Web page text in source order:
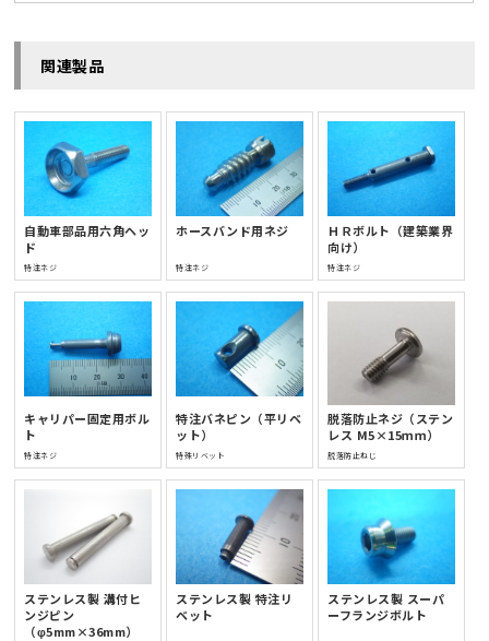
関連製品
自動車部品用六角ヘッ
ド
特注ネジ
ホースバンド用ネジ
特注ネジ
ＨＲボルト（建築業界
向け）
特注ネジ
キャリパー固定用ボル
ト
特注ネジ
特注バネピン（平リベ
ット）
特殊リベット
脱落防止ネジ（ステン
レス M5×15ｍｍ）
脱落防止ねじ
ステンレス製 溝付ヒ
ンジピン
（φ5mm×36mm）
ステンレス製 特注リ
ベット
ステンレス製 スーパ
ーフランジボルト